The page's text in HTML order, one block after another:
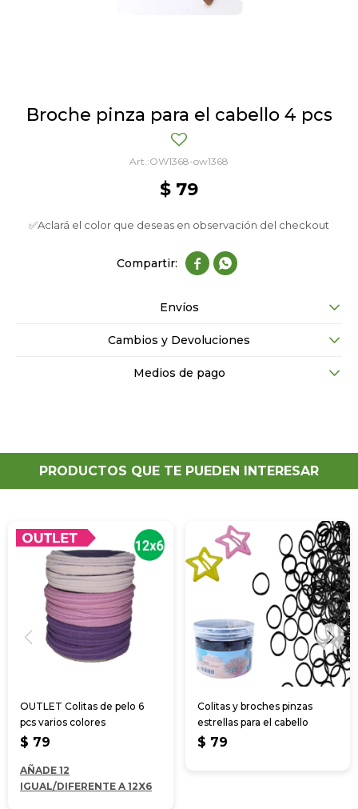
Broche pinza para el cabello 4 pcs
OW1368-ow1368
$ 79
✅Aclará el color que deseas en observación del checkout
 
Envíos
Cambios y Devoluciones
Medios de pago
PRODUCTOS QUE TE PUEDEN INTERESAR
OUTLET Colitas de pelo 6
pcs varios colores
$ 79
AÑADE 12
IGUAL/DIFERENTE A 12X6
Colitas y broches pinzas
estrellas para el cabello
$ 79